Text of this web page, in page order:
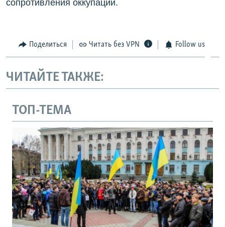
сопротивления оккупации.
Поделиться Читать без VPN Follow us
ЧИТАЙТЕ ТАКЖЕ:
ТОП-ТЕМА